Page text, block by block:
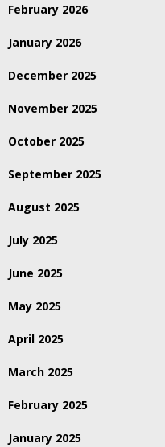
February 2026
January 2026
December 2025
November 2025
October 2025
September 2025
August 2025
July 2025
June 2025
May 2025
April 2025
March 2025
February 2025
January 2025